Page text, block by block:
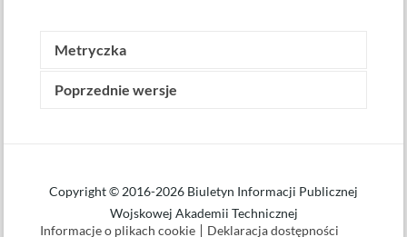
Metryczka
Wytworzone przez:
Data udostępnienia: 11 października 2019 o
godz. 12.38
Data ostatniej modyfikacji: 24 stycznia 2025 o
Poprzednie wersje
Copyright © 2016-2026 Biuletyn Informacji Publicznej
Wojskowej Akademii Technicznej
Informacje o plikach cookie
Deklaracja dostępności